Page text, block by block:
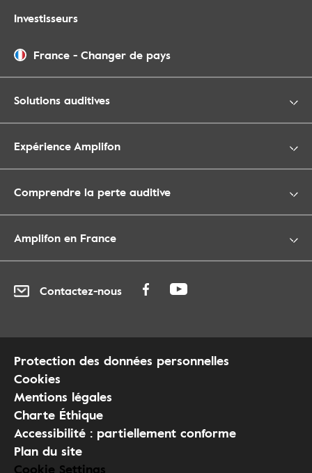
Investisseurs
France - Changer de pays
Solutions auditives
Expérience Amplifon
Comprendre la perte auditive
Amplifon en France
Contactez-nous
Protection des données personnelles
Cookies
Mentions légales
Charte Éthique
Accessibilité : partiellement conforme
Plan du site
Cookie Settings